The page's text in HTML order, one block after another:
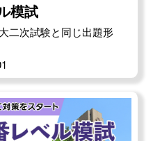
模試
二次試験と同じ出題形